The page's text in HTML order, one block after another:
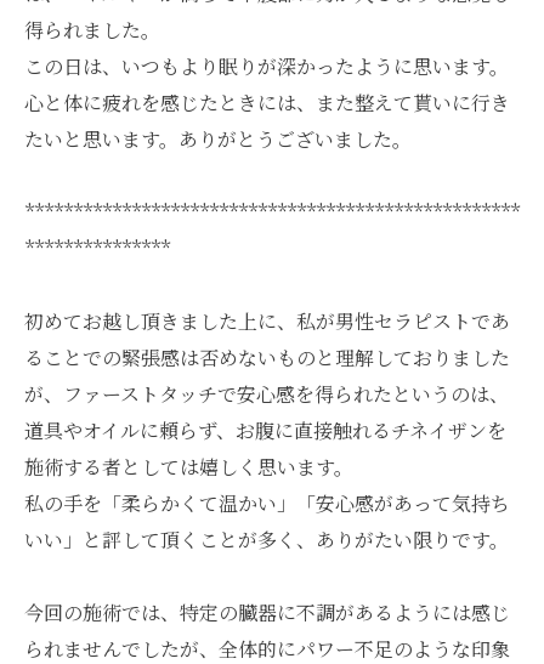
得られました。
この日は、いつもより眠りが深かったように思います。
心と体に疲れを感じたときには、また整えて貰いに行き
たいと思います。ありがとうございました。
***************************************************
***************
初めてお越し頂きました上に、私が男性セラピストであ
ることでの緊張感は否めないものと理解しておりました
が、ファーストタッチで安心感を得られたというのは、
道具やオイルに頼らず、お腹に直接触れるチネイザンを
施術する者としては嬉しく思います。
私の手を「柔らかくて温かい」「安心感があって気持ち
いい」と評して頂くことが多く、ありがたい限りです。
今回の施術では、特定の臓器に不調があるようには感じ
られませんでしたが、全体的にパワー不足のような印象